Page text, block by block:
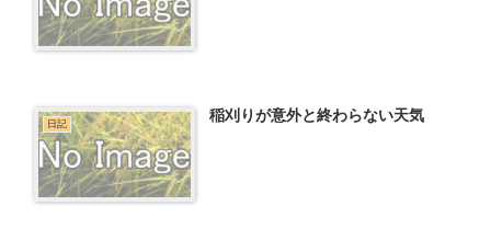
日記 稲刈りが意外と終わらない天気